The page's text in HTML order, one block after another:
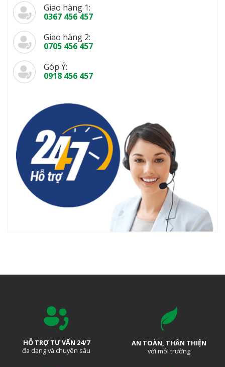
Giao hàng 1:
0367 456 457
Giao hàng 2:
0705 456 457
Góp Ý:
0918 456 457
HỖ TRỢ TƯ VẤN 24/7
đa dạng và chuyên sâu
AN TOÀN, THÂN THIỆN
với môi trường